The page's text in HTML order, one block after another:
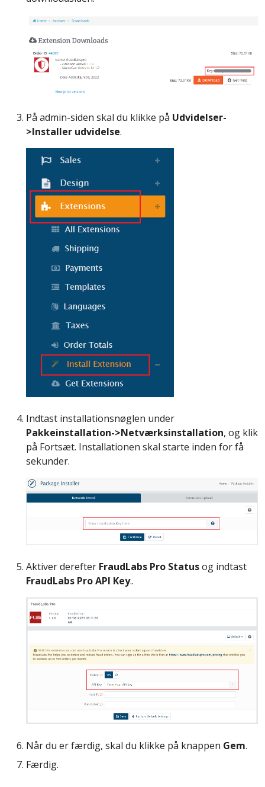
På admin-siden skal du klikke på Udvidelser-
>Installer udvidelse.
Indtast installationsnøglen under
Pakkeinstallation->Netværksinstallation, og klik
på Fortsæt. Installationen skal starte inden for få
sekunder.
Aktiver derefter FraudLabs Pro Statusog indtast
FraudLabs Pro API Key..
Når du er færdig, skal du klikke på knappen Gem.
Færdig.